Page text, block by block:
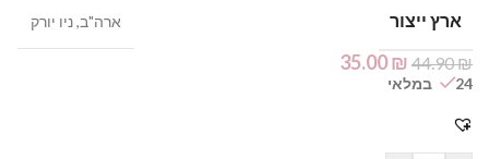
ארץ ייצור ארה"ב, ניו יורק
44.90₪
35.00₪
24 במלאי